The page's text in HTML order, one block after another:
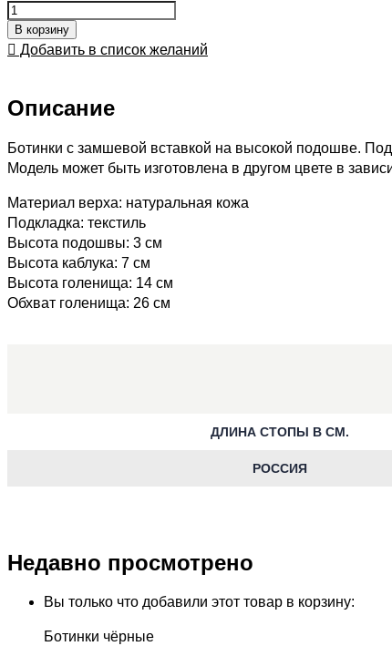
В корзину
Добавить в список желаний
Описание
Ботинки с замшевой вставкой на высокой подошве.
Модель может быть изготовлена в другом цвете в
Материал верха: натуральная кожа
Подкладка: текстиль
Высота подошвы: 3 см
Высота каблука: 7 см
Высота голенища: 14 см
Обхват голенища: 26 см
ДЛИНА СТОПЫ В СМ.
РОССИЯ
Недавно просмотрено
Вы только что добавили этот товар в корзину:
Ботинки чёрные